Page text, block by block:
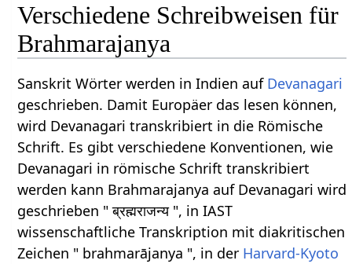
Verschiedene Schreibweisen für
Brahmarajanya
Sanskrit Wörter werden in Indien auf Devanagari
geschrieben. Damit Europäer das lesen können,
wird Devanagari transkribiert in die Römische
Schrift. Es gibt verschiedene Konventionen, wie
Devanagari in römische Schrift transkribiert
werden kann Brahmarajanya auf Devanagari wird
geschrieben " ब्रह्मराजन्य ", in IAST
wissenschaftliche Transkription mit diakritischen
Zeichen " brahmarājanya ", in der Harvard-Kyoto